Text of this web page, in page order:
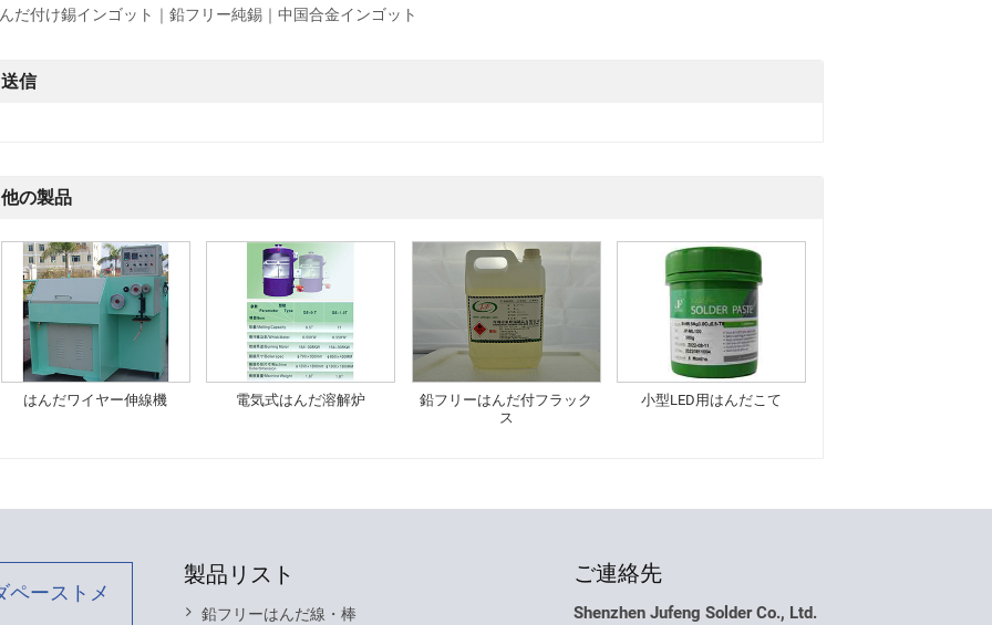
だ付け錫インゴット｜鉛フリー純錫｜中国合金インゴット
送信
他の製品
はんだワイヤー伸線機 電気式はんだ溶解炉
鉛フリーはんだ付フラック
ス
小型LED用はんだこて
ペーストメ
製品リスト
鉛フリーはんだ線・棒
ご連絡先
Shenzhen Jufeng Solder Co., Ltd.